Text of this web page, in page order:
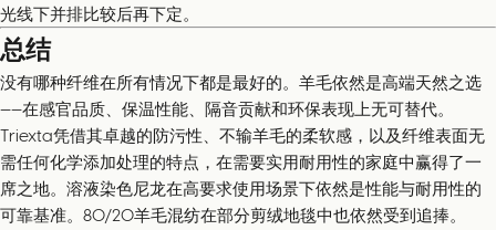
光线下并排比较后再下定。
总结
没有哪种纤维在所有情况下都是最好的。羊毛依然是高端天然之选
——在感官品质、保温性能、隔音贡献和环保表现上无可替代。
Triexta凭借其卓越的防污性、不输羊毛的柔软感，以及纤维表面无
需任何化学添加处理的特点，在需要实用耐用性的家庭中赢得了一
席之地。溶液染色尼龙在高要求使用场景下依然是性能与耐用性的
可靠基准。80/20羊毛混纺在部分剪绒地毯中也依然受到追捧。